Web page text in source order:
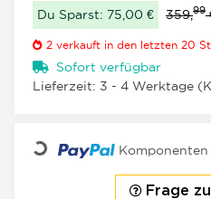
Du Sparst: 75,00 € 359,99
2 verkauft in den letzten 20
Sofort verfügbar
Lieferzeit: 3 - 4 Werktage
Loading... Komponenten
Frage